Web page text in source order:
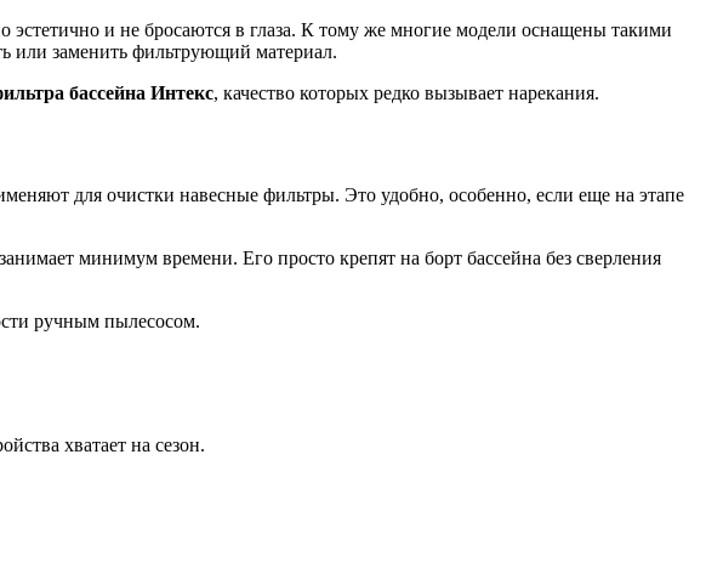
и не бросаются в глаза. К тому же многие модели оснащены такими
или заменить фильтрующий материал.
бассейна Интекс, качество которых редко вызывает нарекания.
для очистки навесные фильтры. Это удобно, особенно, если еще на этапе
минимум времени. Его просто крепят на борт бассейна без сверления
ручным пылесосом.
хватает на сезон.